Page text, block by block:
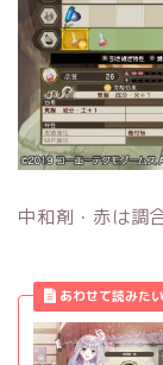
中和剤・赤は調